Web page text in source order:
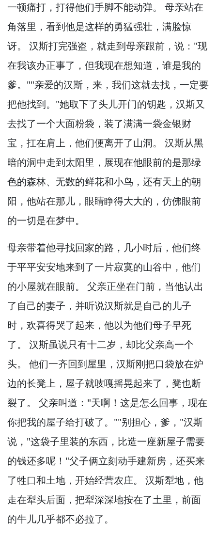
一顿痛打， 打得他们手脚不能动弹。
母亲站在
角落里， 看到他是这样的勇猛强壮， 满脸惊
讶。
汉斯打完强盗， 就走到母亲跟前， 说："现
在我该办正事了， 但我现在想知道， 谁是我的
爹。 ""亲爱的汉斯， 来， 我们这就去找， 一定要
把他找到。 "她取下了头儿开门的钥匙， 汉斯又
去找了一个大面粉袋， 装了满满一袋金银财
宝， 扛在肩上， 他们便离开了山洞。
汉斯从黑
暗的洞中走到太阳里， 展现在他眼前的是那绿
色的森林、无数的鲜花和小鸟， 还有天上的朝
阳， 他站在那儿， 眼睛睁得大大的， 仿佛眼前
的一切是在梦中。
母亲带着他寻找回家的路， 几小时后， 他们终
于平平安安地来到了一片寂寞的山谷中， 他们
的小屋就在眼前。
父亲正坐在门前， 当他认出
了自己的妻子， 并听说汉斯就是自己的儿子
时， 欢喜得哭了起来， 他以为他们母子早死
了。
汉斯虽说只有十二岁， 却比父亲高一个
头。
他们一齐回到屋里， 汉斯刚把口袋放在炉
边的长凳上， 屋子就吱嘎摇晃起来了， 凳也断
裂了。
父亲叫道："天啊！ 这是怎么回事， 现在
你把我的屋子给打破了。 ""别担心， 爹， "汉斯
说， "这袋子里装的东西， 比造一座新屋子需要
的钱还多呢！ "父子俩立刻动手建新房， 还买来
了牲口和土地， 开始经营农庄。 汉斯犁地， 他
走在犁头后面， 把犁深深地按在了土里， 前面
的牛儿几乎都不必拉了。